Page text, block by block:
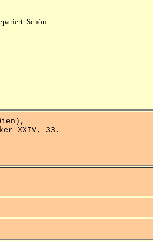
Schön.
XXIV, 33.